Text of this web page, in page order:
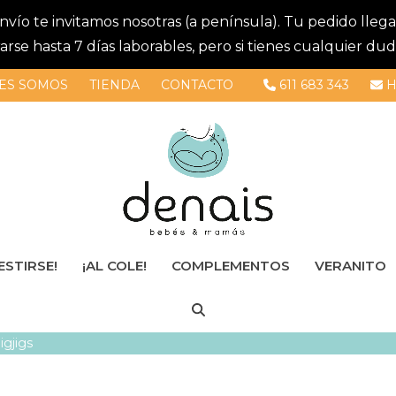
te invitamos nosotras (a península). Tu pedido
hasta 7 días laborables, pero si tienes cualquier
SOMOS TIENDA CONTACTO 611 683 343
¡AL COLE! COMPLEMENTOS VERANITO